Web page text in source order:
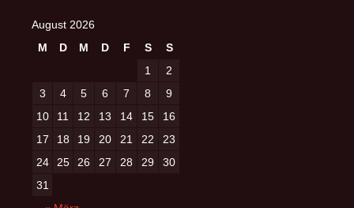
August 2026
M
D M D F S
S
1
2
3
4 5 6 7 8
9
10
11 12 13 14 15
16
17
18 19 20 21 22
23
24
25 26 27 28 29
30
31